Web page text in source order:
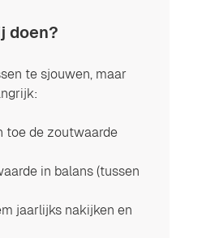
doen?
te sjouwen, maar
toe de zoutwaarde
in balans (tussen
jaarlijks nakijken en